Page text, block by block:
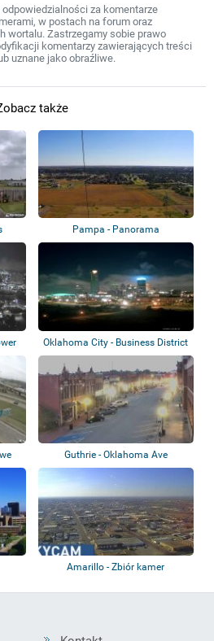
za komentarze
w postach na forum oraz
wortalu. Zastrzegamy sobie prawo
komentarzy zawierających treści
uznane jako obraźliwe.
także
Pampa - Panorama
Oklahoma City - Business District
Guthrie - Oklahoma Ave
Amarillo - Zbiór kamer